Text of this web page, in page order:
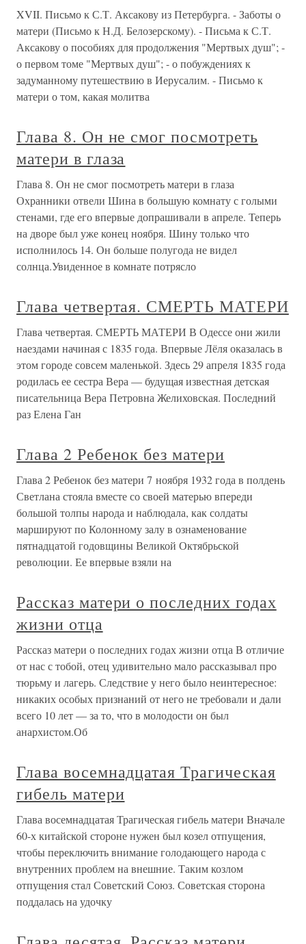
XVII. Письмо к С.Т. Аксакову из Петербурга. - Заботы о
матери (Письмо к Н.Д. Белозерскому). - Письма к С.Т.
Аксакову о пособиях для продолжения "Мертвых душ"; -
о первом томе "Мертвых душ"; - о побуждениях к
задуманному путешествию в Иерусалим. - Письмо к
матери о том, какая молитва
Глава 8. Он не смог посмотреть
матери в глаза
Глава 8. Он не смог посмотреть матери в глаза
Охранники отвели Шина в большую комнату с голыми
стенами, где его впервые допрашивали в апреле. Теперь
на дворе был уже конец ноября. Шину только что
исполнилось 14. Он больше полугода не видел
солнца.Увиденное в комнате потрясло
Глава четвертая. СМЕРТЬ МАТЕРИ
Глава четвертая. СМЕРТЬ МАТЕРИ В Одессе они жили
наездами начиная с 1835 года. Впервые Лёля оказалась в
этом городе совсем маленькой. Здесь 29 апреля 1835 года
родилась ее сестра Вера — будущая известная детская
писательница Вера Петровна Желиховская. Последний
раз Елена Ган
Глава 2 Ребенок без матери
Глава 2 Ребенок без матери 7 ноября 1932 года в полдень
Светлана стояла вместе со своей матерью впереди
большой толпы народа и наблюдала, как солдаты
маршируют по Колонному залу в ознаменование
пятнадцатой годовщины Великой Октябрьской
революции. Ее впервые взяли на
Рассказ матери о последних годах
жизни отца
Рассказ матери о последних годах жизни отца В отличие
от нас с тобой, отец удивительно мало рассказывал про
тюрьму и лагерь. Следствие у него было неинтересное:
никаких особых признаний от него не требовали и дали
всего 10 лет — за то, что в молодости он был
анархистом.Об
Глава восемнадцатая Трагическая
гибель матери
Глава восемнадцатая Трагическая гибель матери Вначале
60-х китайской стороне нужен был козел отпущения,
чтобы переключить внимание голодающего народа с
внутренних проблем на внешние. Таким козлом
отпущения стал Советский Союз. Советская сторона
поддалась на удочку